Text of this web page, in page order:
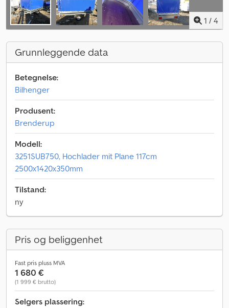
1 / 4
Grunnleggende data
Betegnelse:
Bilhenger
Produsent:
Brenderup
Modell:
3251SUB750, Hochlader mit Plane 117cm
2500x1420x350mm
Tilstand:
ny
Pris og beliggenhet
Fast pris pluss MVA
1 680 €
(1 999 € brutto)
Selgers plassering: